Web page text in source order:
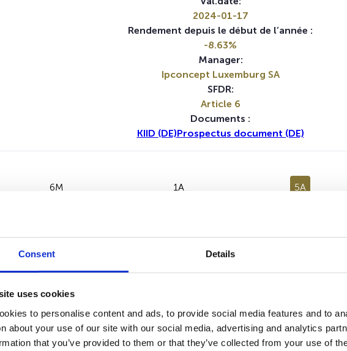
Consent Details
uses cookies
to personalise content and ads, to provide social media features and to
about your use of our site with our social media, advertising and analytics
that you’ve provided to them or that they’ve collected from your use of
6M 1A 5A
2024-01-17
Rendement depuis le début de l’année :
-8.63%
Manager:
Ipconcept Luxemburg SA
SFDR:
Article 6
Documents :
KIID (DE)Prospectus document (DE)